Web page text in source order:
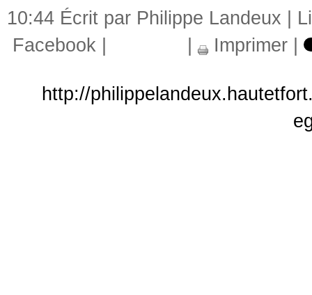
10:44 Écrit par Philippe Landeux |
Facebook
Imprimer
http://